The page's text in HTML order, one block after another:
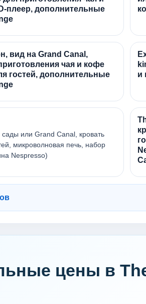
плеер, дополнительные
вид на Grand Canal,
чая и кофе
гостей, дополнительные
и
или Grand Canal, кровать
микроволновая печь, набор
Nespresso)
цены в